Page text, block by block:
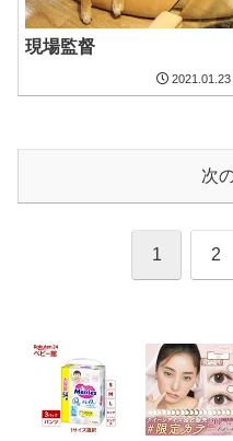
現場監督
2021.01.23
次
1 2